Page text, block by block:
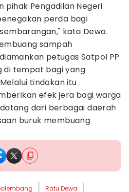
pihak Pengadilan Negeri
perda bagi
kata Dewa.
sampah
petugas Satpol PP
di tempat bagi yang
tindakan itu
efek jera bagi warga
dari berbagai daerah
buruk membuang
Ratu Dewa